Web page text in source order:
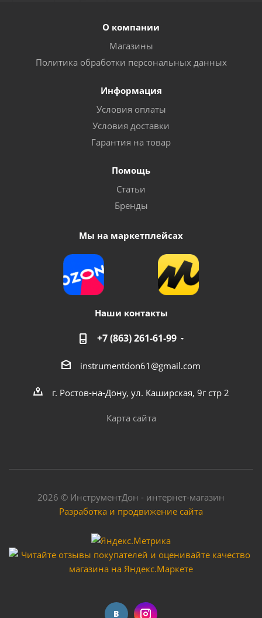
О компании
Магазины
Политика обработки персональных данных
Информация
Условия оплаты
Условия доставки
Гарантия на товар
Помощь
Статьи
Бренды
Мы на маркетплейсах
Наши контакты
+7 (863) 261-61-99
instrumentdon61@gmail.com
г. Ростов-на-Дону, ул. Каширская, 9г стр 2
Карта сайта
2026 © ИнструментДон - интернет-магазин
Разработка и продвижение сайта